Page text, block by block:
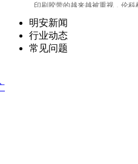
印刷胶带的越来越被重视，伦科
明安新闻
行业动态
常见问题